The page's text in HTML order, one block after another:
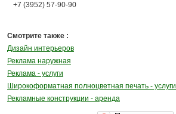
+7 (3952) 57-90-90
Смотрите также :
Дизайн интерьеров
Реклама наружная
Реклама - услуги
Широкоформатная полноцветная печать - услуги
Рекламные конструкции - аренда